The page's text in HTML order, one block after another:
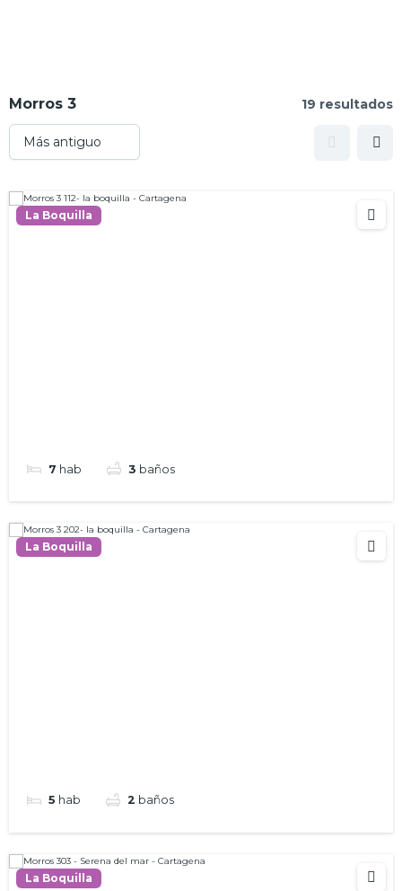
Morros 3 19 resultados
La Boquilla
7 hab 3 baños
La Boquilla
5 hab 2 baños
La Boquilla